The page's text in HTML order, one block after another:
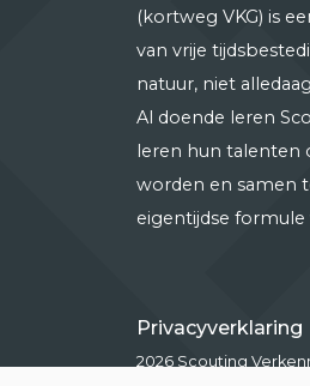
(kortweg VKG) is
van vrije
natuur, niet
Al doende leren
leren hun talenten
worden en samen
eigentijdse formule
Privacyverklaring
2026 Scouting